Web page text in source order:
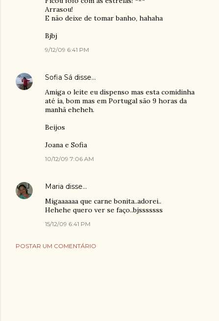
Arrasou!
E não deixe de tomar banho, hahaha
Bjbj
9/12/09 6:41 PM
Sofia Sá disse…
Amiga o leite eu dispenso mas esta comidinha
até ía, bom mas em Portugal são 9 horas da
manhã eheheh.
Beijos
Joana e Sofia
10/12/09 7:06 AM
Maria disse…
Migaaaaaa que carne bonita..adorei..
Hehehe quero ver se faço..bjsssssss
15/12/09 6:41 PM
POSTAR UM COMENTÁRIO